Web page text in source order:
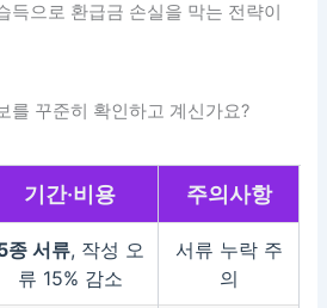
득으로 환급금 손실을 막는 전략이
를 꾸준히 확인하고 계신가요?
기간·비용 주의사항
종 서류, 작성 오
류 15% 감소
서류 누락 주
의